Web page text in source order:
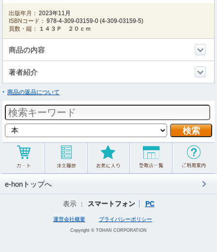
出版年月： 2023年11月
ISBNコード： 978-4-309-03159-0 (4-309-03159-5)
頁数・縦：
１４３Ｐ ２０ｃｍ
商品の内容
著者紹介
商品の返品について
e-honトップへ
表示 ： スマートフォン PC
運営会社概要 プライバシーポリシー
Copyright © TOHAN CORPORATION